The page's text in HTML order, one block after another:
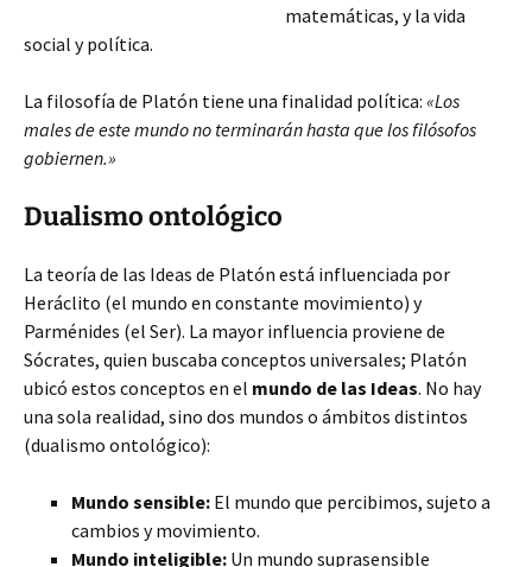
matemáticas, y la vida
social y política.
La filosofía de Platón tiene una finalidad política: «Los
males de este mundo no terminarán hasta que los filósofos
gobiernen.»
Dualismo ontológico
La teoría de las Ideas de Platón está influenciada por
Heráclito (el mundo en constante movimiento) y
Parménides (el Ser). La mayor influencia proviene de
Sócrates, quien buscaba conceptos universales; Platón
ubicó estos conceptos en el mundo de las Ideas. No hay
una sola realidad, sino dos mundos o ámbitos distintos
(dualismo ontológico):
Mundo sensible: El mundo que percibimos, sujeto a
cambios y movimiento.
Mundo inteligible: Un mundo suprasensible